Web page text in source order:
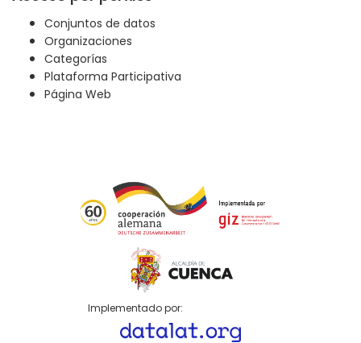
Conjuntos de datos
Organizaciones
Categorías
Plataforma Participativa
Página Web
Implementado por: